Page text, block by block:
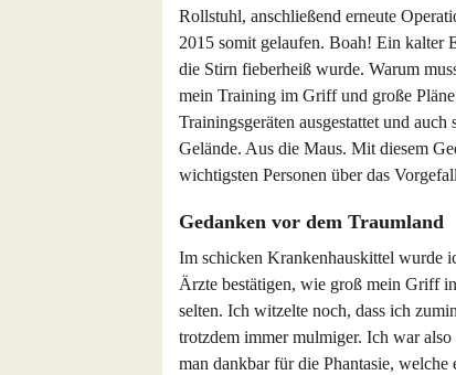
Rollstuhl, anschließend erneute
2015 somit gelaufen. Boah! Ein kalter
die Stirn fieberheiß wurde. Warum
mein Training im Griff und große
Trainingsgeräten ausgestattet und
Gelände. Aus die Maus. Mit diesem
wichtigsten Personen über das
Gedanken vor dem Traumland
Im schicken Krankenhauskittel wurde
Ärzte bestätigen, wie groß mein Griff
selten. Ich witzelte noch, dass ich
trotzdem immer mulmiger. Ich war
man dankbar für die Phantasie,